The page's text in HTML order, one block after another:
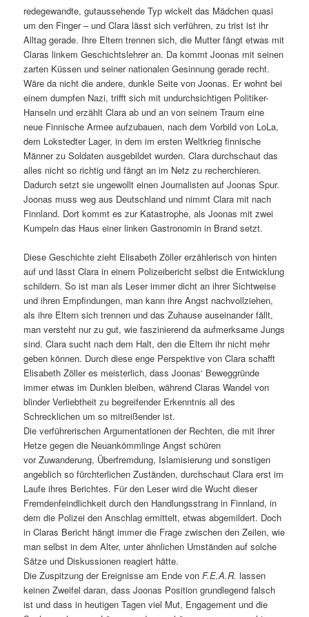
redegewandte, gutaussehende Typ wickelt das Mädchen quasi
um den Finger – und Clara lässt sich verführen, zu trist ist ihr
Alltag gerade. Ihre Eltern trennen sich, die Mutter fängt etwas mit
Claras linkem Geschichtslehrer an. Da kommt Joonas mit seinen
zarten Küssen und seiner nationalen Gesinnung gerade recht.
Wäre da nicht die andere, dunkle Seite von Joonas. Er wohnt bei
einem dumpfen Nazi, trifft sich mit undurchsichtigen Politiker-
Hanseln und erzählt Clara ab und an von seinem Traum eine
neue Finnische Armee aufzubauen, nach dem Vorbild von LoLa,
dem Lokstedter Lager, in dem im ersten Weltkrieg finnische
Männer zu Soldaten ausgebildet wurden. Clara durchschaut das
alles nicht so richtig und fängt an im Netz zu recherchieren.
Dadurch setzt sie ungewollt einen Journalisten auf Joonas Spur.
Joonas muss weg aus Deutschland und nimmt Clara mit nach
Finnland. Dort kommt es zur Katastrophe, als Joonas mit zwei
Kumpeln das Haus einer linken Gastronomin in Brand setzt.
Diese Geschichte zieht Elisabeth Zöller erzählerisch von hinten
auf und lässt Clara in einem Polizeibericht selbst die Entwicklung
schildern. So ist man als Leser immer dicht an ihrer Sichtweise
und ihren Empfindungen, man kann ihre Angst nachvollziehen,
als ihre Eltern sich trennen und das Zuhause auseinander fällt,
man versteht nur zu gut, wie faszinierend da aufmerksame Jungs
sind. Clara sucht nach dem Halt, den die Eltern ihr nicht mehr
geben können. Durch diese enge Perspektive von Clara schafft
Elisabeth Zöller es meisterlich, dass Joonas‘ Beweggründe
immer etwas im Dunklen bleiben, während Claras Wandel von
blinder Verliebtheit zu begreifender Erkenntnis all des
Schrecklichen um so mitreißender ist.
Die verführerischen Argumentationen der Rechten, die mit ihrer
Hetze gegen die Neuankömmlinge Angst schüren
vor Zuwanderung, Überfremdung, Islamisierung und sonstigen
angeblich so fürchterlichen Zuständen, durchschaut Clara erst im
Laufe ihres Berichtes. Für den Leser wird die Wucht dieser
Fremdenfeindlichkeit durch den Handlungsstrang in Finnland, in
dem die Polizei den Anschlag ermittelt, etwas abgemildert. Doch
in Claras Bericht hängt immer die Frage zwischen den Zeilen, wie
man selbst in dem Alter, unter ähnlichen Umständen auf solche
Sätze und Diskussionen reagiert hätte.
Die Zuspitzung der Ereignisse am Ende vonF.E.A.R. lassen
keinen Zweifel daran, dass Joonas Position grundlegend falsch
ist und dass in heutigen Tagen viel Mut, Engagement und die